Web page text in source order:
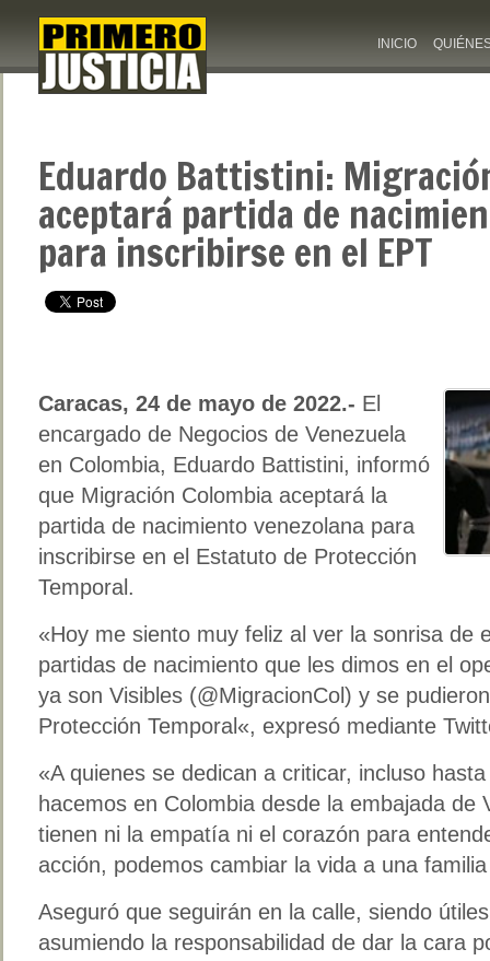
INICIO
Eduardo Battistini:
aceptará partida de
para inscribirse en el EPT
Caracas, 24 de mayo de 2022.- El
encargado de Negocios de Venezuela
en Colombia, Eduardo Battistini, informó
que Migración Colombia aceptará la
partida de nacimiento venezolana para
inscribirse en el Estatuto de Protección
Temporal.
«Hoy me siento muy feliz al ver la sonrisa de
partidas de nacimiento que les dimos en el
ya son Visibles (@MigracionCol) y se
Protección Temporal«, expresó mediante
«A quienes se dedican a criticar, incluso
hacemos en Colombia desde la embajada de
tienen ni la empatía ni el corazón para
acción, podemos cambiar la vida a una
Aseguró que seguirán en la calle, siendo
asumiendo la responsabilidad de dar la cara